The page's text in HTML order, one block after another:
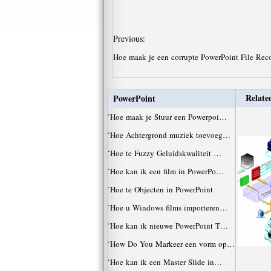
Previous:
Hoe maak je een corrupte PowerPoint File
PowerPoint
·Hoe maak je Stuur een Powerpoi…
·Hoe Achtergrond muziek toevoeg…
·Hoe te Fuzzy Geluidskwaliteit …
·Hoe kan ik een film in PowerPo…
·Hoe te Objecten in PowerPoint
·Hoe u Windows films importeren…
·Hoe kan ik nieuwe PowerPoint T…
·How Do You Markeer een vorm op…
·Hoe kan ik een Master Slide in…